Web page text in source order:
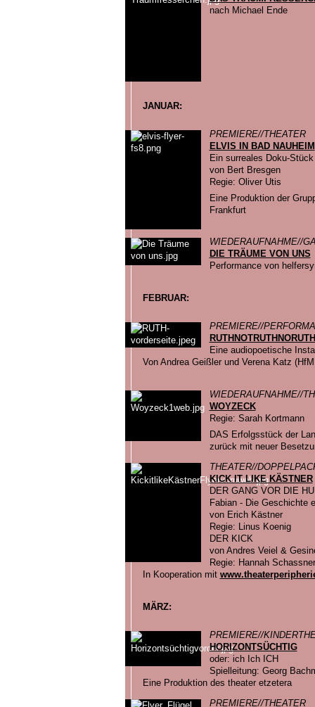
nach Michael Ende
JANUAR:
PREMIERE//THEATER
ELVIS IN BAD NAUHEIM
Ein surreales Doku-Stück
von Bert Bresgen
Regie: Oliver Utis
Eine Produktion der
Frankfurt
WIEDERAUFNAHME//
DIE TRÄUME VON UNS
Performance von
FEBRUAR:
PREMIERE//
Eine audiopoetische
Von Andrea Geißler und Verena Katz
WIEDERAUFNAHME//
WOYZECK
Regie: Sarah Kortmann
DAS Erfolgsstück der
zurück mit neuer
THEATER//
KICK IT LIKE KÄSTNER
DER GANG VOR DIE
Fabian - Die Geschichte
von Erich Kästner
Regie: Linus Koenig
DER KICK
von Andres Veiel &
Regie: Hannah
In Kooperation mit
MÄRZ:
PREMIERE//
HORIZONTSÜCHTIG
oder: ich Ich ICH
Spielleitung: Georg
Eine Produktion des theater etzetera
PREMIERE//THEATER